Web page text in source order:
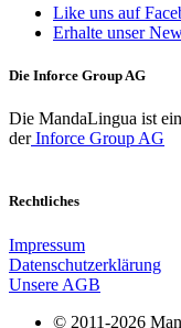
Like uns auf
Erhalte unser
Die Inforce Group AG
Die MandaLingua ist
derInforce Group AG
Rechtliches
Impressum
Datenschutzerklärung
Unsere AGB
© 2011-2026